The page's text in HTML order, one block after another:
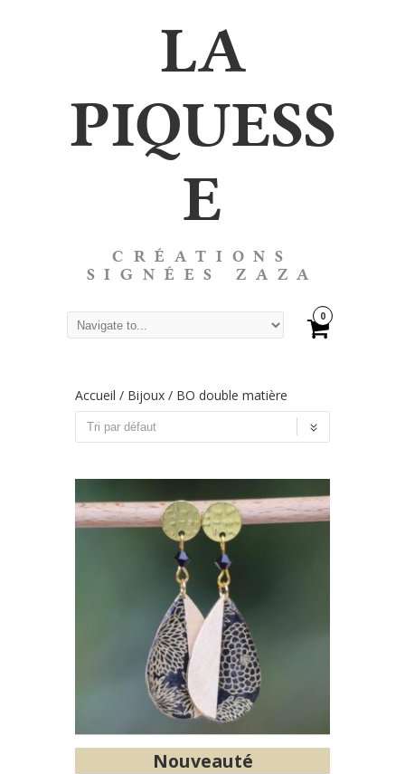
LA
PIQUESS
E
CRÉATIONS
SIGNÉES ZAZA
0
Accueil / Bijoux / BO double matière
Nouveauté